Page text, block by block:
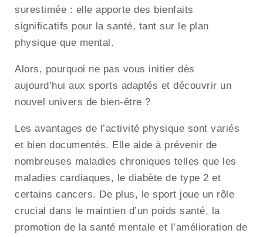
surestimée : elle apporte des bienfaits
significatifs pour la santé, tant sur le plan
physique que mental.
Alors, pourquoi ne pas vous initier dès
aujourd’hui aux sports adaptés et découvrir un
nouvel univers de bien-être ?
Les avantages de l’activité physique sont variés
et bien documentés. Elle aide à prévenir de
nombreuses maladies chroniques telles que les
maladies cardiaques, le diabète de type 2 et
certains cancers. De plus, le sport joue un rôle
crucial dans le maintien d’un poids santé, la
promotion de la santé mentale et l’amélioration de